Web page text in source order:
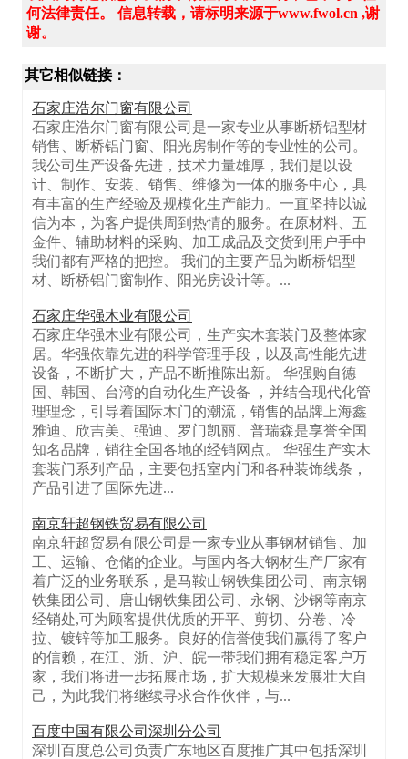
何法律责任。 信息转载，请标明来源于www.fwol.cn ,谢
谢。
其它相似链接：
石家庄浩尔门窗有限公司
石家庄浩尔门窗有限公司是一家专业从事断桥铝型材
销售、断桥铝门窗、阳光房制作等的专业性的公司。
我公司生产设备先进，技术力量雄厚，我们是以设
计、制作、安装、销售、维修为一体的服务中心，具
有丰富的生产经验及规模化生产能力。一直坚持以诚
信为本，为客户提供周到热情的服务。在原材料、五
金件、辅助材料的采购、加工成品及交货到用户手中
我们都有严格的把控。 我们的主要产品为断桥铝型
材、断桥铝门窗制作、阳光房设计等。...
石家庄华强木业有限公司
石家庄华强木业有限公司，生产实木套装门及整体家
居。华强依靠先进的科学管理手段，以及高性能先进
设备，不断扩大，产品不断推陈出新。 华强购自德
国、韩国、台湾的自动化生产设备 ，并结合现代化管
理理念，引导着国际木门的潮流，销售的品牌上海鑫
雅迪、欣吉美、强迪、罗门凯丽、普瑞森是享誉全国
知名品牌，销往全国各地的经销网点。 华强生产实木
套装门系列产品，主要包括室内门和各种装饰线条，
产品引进了国际先进...
南京轩超钢铁贸易有限公司
南京轩超贸易有限公司是一家专业从事钢材销售、加
工、运输、仓储的企业。与国内各大钢材生产厂家有
着广泛的业务联系，是马鞍山钢铁集团公司、南京钢
铁集团公司、唐山钢铁集团公司、永钢、沙钢等南京
经销处,可为顾客提供优质的开平、剪切、分卷、冷
拉、镀锌等加工服务。良好的信誉使我们赢得了客户
的信赖，在江、浙、沪、皖一带我们拥有稳定客户万
家，我们将进一步拓展市场，扩大规模来发展壮大自
己，为此我们将继续寻求合作伙伴，与...
百度中国有限公司深圳分公司
深圳百度总公司负责广东地区百度推广其中包括深圳